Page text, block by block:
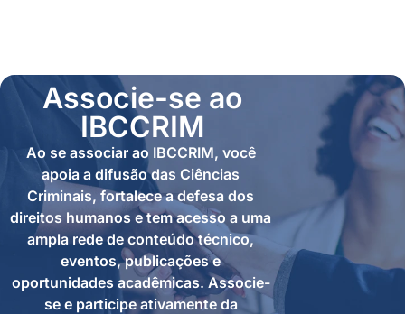
Associe-se ao
IBCCRIM
Ao se associar ao IBCCRIM, você
apoia a difusão das Ciências
Criminais, fortalece a defesa dos
direitos humanos e tem acesso a uma
ampla rede de conteúdo técnico,
eventos, publicações e
oportunidades acadêmicas. Associe-
se e participe ativamente da